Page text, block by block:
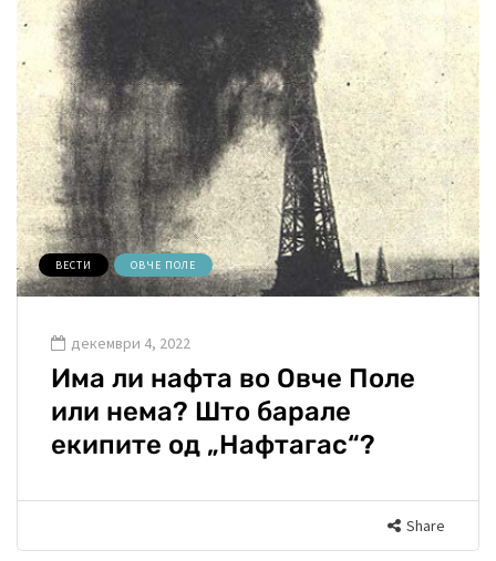
ВЕСТИ ОВЧЕ ПОЛЕ
декември 4, 2022
Има ли нафта во Овче Поле
или нема? Што барале
екипите од „Нафтагас“?
Share